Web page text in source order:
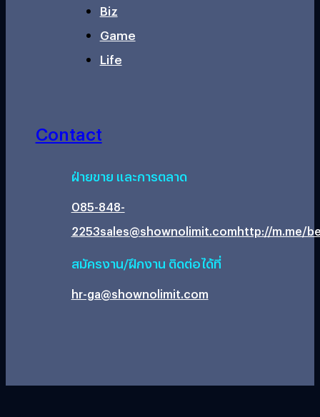
Biz
Game
Life
Contact
ฝ่ายขาย และการตลาด
085-848-
2253sales@shownolimit.comhttp://m.me/
สมัครงาน/ฝึกงาน ติดต่อได้ที่
hr-ga@shownolimit.com